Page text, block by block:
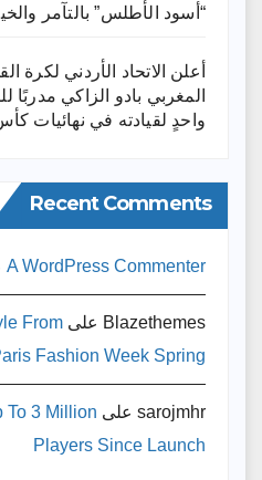
“أسود الأطلس” بالتآمر
أعلن الاتحاد الأردني لكرة
المغربي بادو الزاكي مدربًا
واحدٍ لقيادته ​في نهائيات
Recent Comments
A WordPress Commenter
Blazethemes على From
Fashion Week Spring
sarojmhr على To 3 Million
Players Since Launch